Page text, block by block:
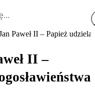
Paweł II – Papież
II –